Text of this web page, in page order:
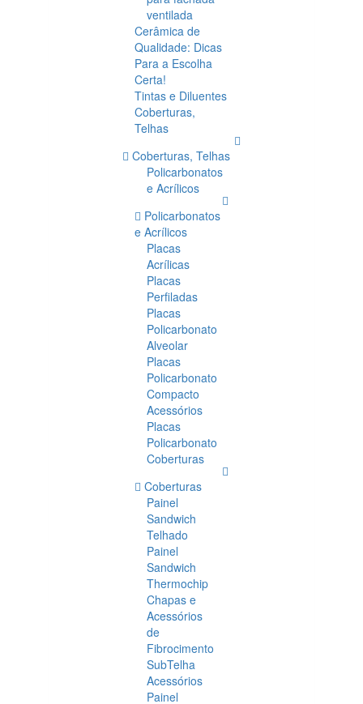
ventilada
Cerâmica de
Qualidade: Dicas
Para a Escolha
Certa!
Tintas e Diluentes
Coberturas,
Telhas
Coberturas, Telhas
Policarbonatos
e Acrílicos
Policarbonatos
e Acrílicos
Placas
Acrílicas
Placas
Perfiladas
Placas
Policarbonato
Alveolar
Placas
Policarbonato
Compacto
Acessórios
Placas
Policarbonato
Coberturas
Coberturas
Painel
Sandwich
Telhado
Painel
Sandwich
Thermochip
Chapas e
Acessórios
de
Fibrocimento
SubTelha
Acessórios
Painel